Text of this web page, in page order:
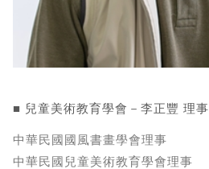
■ 兒童美術教育學會－李正豐 理事
中華民國國風書畫學會理事
中華民國兒童美術教育學會理事